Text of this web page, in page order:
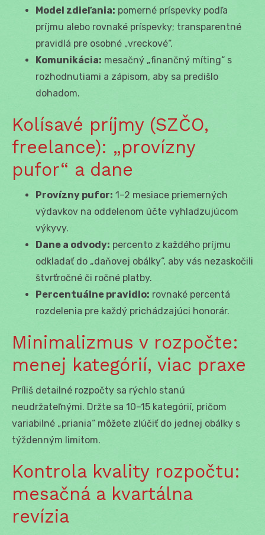
Model zdieľania: pomerné príspevky podľa
príjmu alebo rovnaké príspevky; transparentné
pravidlá pre osobné „vreckové“.
Komunikácia: mesačný „finančný míting“ s
rozhodnutiami a zápisom, aby sa predišlo
dohadom.
Kolísavé príjmy (SZČO,
freelance): „provízny
pufor“ a dane
Provízny pufor: 1–2 mesiace priemerných
výdavkov na oddelenom účte vyhladzujúcom
výkyvy.
Dane a odvody: percento z každého príjmu
odkladať do „daňovej obálky“, aby vás nezaskočili
štvrťročné či ročné platby.
Percentuálne pravidlo: rovnaké percentá
rozdelenia pre každý prichádzajúci honorár.
Minimalizmus v rozpočte:
menej kategórií, viac praxe
Príliš detailné rozpočty sa rýchlo stanú
neudržateľnými. Držte sa 10–15 kategórií, pričom
variabilné „priania“ môžete zlúčiť do jednej obálky s
týždenným limitom.
Kontrola kvality rozpočtu:
mesačná a kvartálna
revízia